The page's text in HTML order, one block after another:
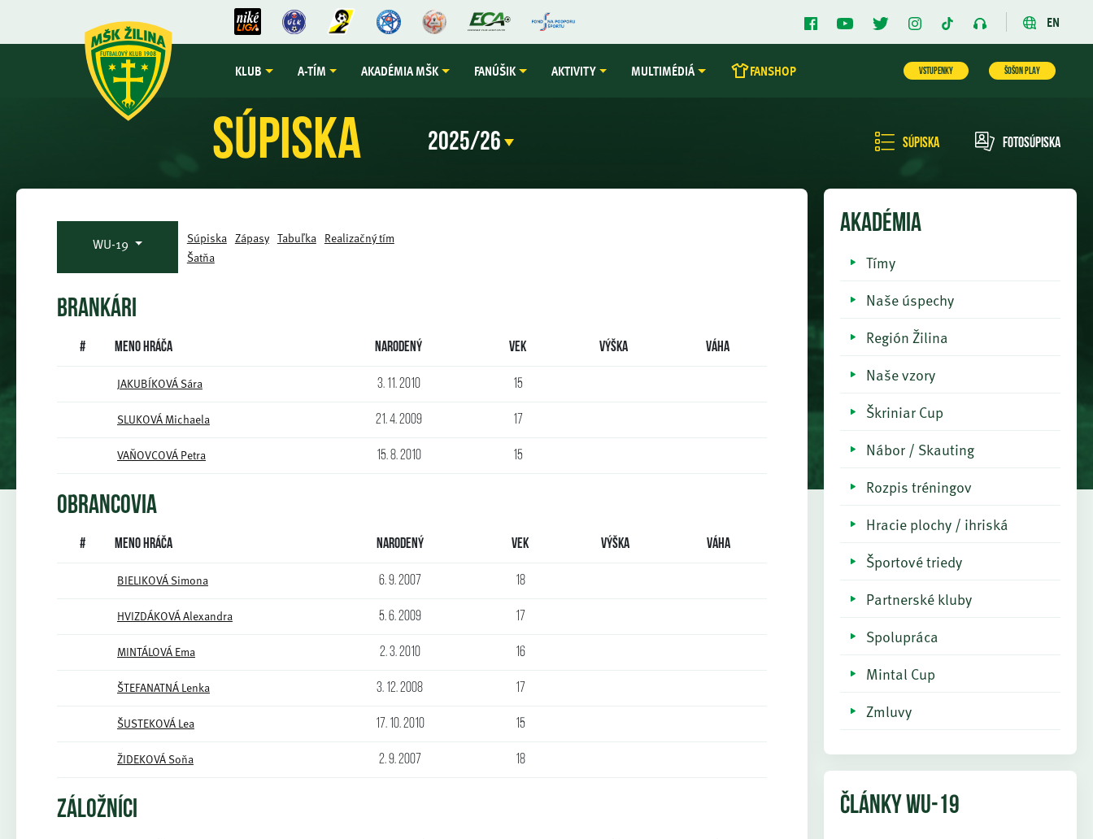
EN
KLUB A-TÍM AKADÉMIA MŠK FANÚŠIK AKTIVITY MULTIMÉDIÁ FANSHOP VSTUPENKY ŠOŠON PLAY
Súpiska Súpiska Fotosúpiska
WU-19 Súpiska Zápasy Tabuľka Realizačný tím
Šatňa
BRANKÁRI
# Meno hráča Narodený Vek Výška Váha
JAKUBÍKOVÁ Sára 3. 11. 2010 15
SLUKOVÁ Michaela 21. 4. 2009 17
VAŇOVCOVÁ Petra 15. 8. 2010 15
OBRANCOVIA
# Meno hráča Narodený Vek Výška Váha
BIELIKOVÁ Simona 6. 9. 2007 18
HVIZDÁKOVÁ Alexandra 5. 6. 2009 17
MINTÁLOVÁ Ema 2. 3. 2010 16
ŠTEFANATNÁ Lenka 3. 12. 2008 17
ŠUSTEKOVÁ Lea 17. 10. 2010 15
ŽIDEKOVÁ Soňa 2. 9. 2007 18
ZÁLOŽNÍCI
AKADÉMIA
Tímy
Naše úspechy
Región Žilina
Naše vzory
Škriniar Cup
Nábor / Skauting
Rozpis tréningov
Hracie plochy / ihriská
Športové triedy
Partnerské kluby
Spolupráca
Mintal Cup
Zmluvy
ČLÁNKY WU-19